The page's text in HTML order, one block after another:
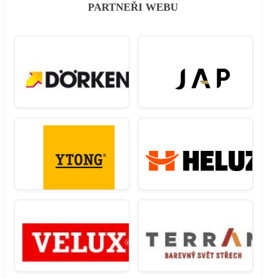
PARTNEŘI WEBU